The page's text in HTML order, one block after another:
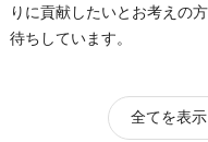
りに貢献したいとお考えの
待ちしています。
全てを表示